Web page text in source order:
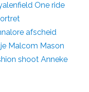
One ride
afscheid
Malcom Mason
shoot Anneke